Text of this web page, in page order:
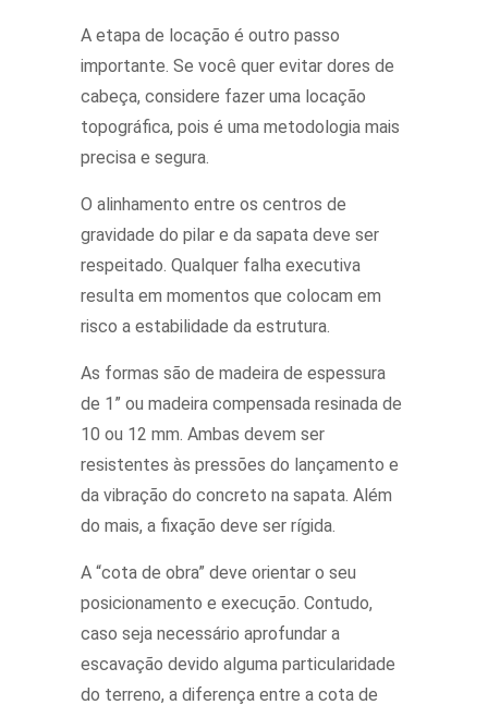
A etapa de locação é outro passo
importante. Se você quer evitar dores de
cabeça, considere fazer uma locação
topográfica, pois é uma metodologia mais
precisa e segura.
O alinhamento entre os centros de
gravidade do pilar e da sapata deve ser
respeitado. Qualquer falha executiva
resulta em momentos que colocam em
risco a estabilidade da estrutura.
As formas são de madeira de espessura
de 1” ou madeira compensada resinada de
10 ou 12 mm. Ambas devem ser
resistentes às pressões do lançamento e
da vibração do concreto na sapata. Além
do mais, a fixação deve ser rígida.
A “cota de obra” deve orientar o seu
posicionamento e execução. Contudo,
caso seja necessário aprofundar a
escavação devido alguma particularidade
do terreno, a diferença entre a cota de